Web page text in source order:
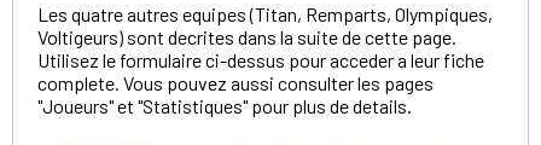
Les quatre autres equipes (Titan, Remparts, Olympiques,
Voltigeurs) sont decrites dans la suite de cette page.
Utilisez le formulaire ci-dessus pour acceder a leur fiche
complete. Vous pouvez aussi consulter les pages
"Joueurs" et "Statistiques" pour plus de details.